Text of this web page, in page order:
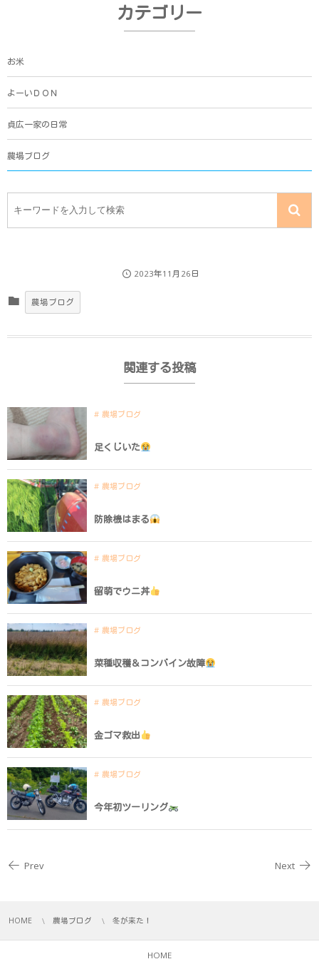
カテゴリー
お米
よーいＤＯＮ
貞広一家の日常
農場ブログ
2023年11月26日
農場ブログ
関連する投稿
農場ブログ
足くじいた
農場ブログ
防除機はまる
農場ブログ
留萌でウニ丼
農場ブログ
菜種収穫＆コンバイン故障
農場ブログ
金ゴマ救出
農場ブログ
今年初ツーリング
Prev Next
HOME 農場ブログ 冬が来た！
HOME